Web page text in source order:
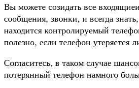
Вы можете созидать все
сообщения, звонки, и всегда
находится контролируемый
полезно, если телефон утеряется
Согласитесь, в таком случае
потерянный телефон намного